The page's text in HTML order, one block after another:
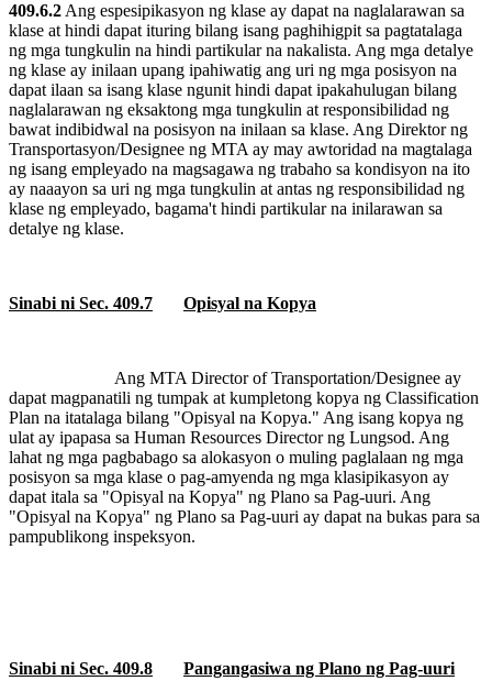
409.6.2 Ang espesipikasyon ng klase ay dapat na naglalarawan sa
klase at hindi dapat ituring bilang isang paghihigpit sa pagtatalaga
ng mga tungkulin na hindi partikular na nakalista. Ang mga detalye
ng klase ay inilaan upang ipahiwatig ang uri ng mga posisyon na
dapat ilaan sa isang klase ngunit hindi dapat ipakahulugan bilang
naglalarawan ng eksaktong mga tungkulin at responsibilidad ng
bawat indibidwal na posisyon na inilaan sa klase. Ang Direktor ng
Transportasyon/Designee ng MTA ay may awtoridad na magtalaga
ng isang empleyado na magsagawa ng trabaho sa kondisyon na ito
ay naaayon sa uri ng mga tungkulin at antas ng responsibilidad ng
klase ng empleyado, bagama't hindi partikular na inilarawan sa
detalye ng klase.
Sinabi ni Sec. 409.7 Opisyal na Kopya
Ang MTA Director of Transportation/Designee ay
dapat magpanatili ng tumpak at kumpletong kopya ng Classification
Plan na itatalaga bilang "Opisyal na Kopya." Ang isang kopya ng
ulat ay ipapasa sa Human Resources Director ng Lungsod. Ang
lahat ng mga pagbabago sa alokasyon o muling paglalaan ng mga
posisyon sa mga klase o pag-amyenda ng mga klasipikasyon ay
dapat itala sa "Opisyal na Kopya" ng Plano sa Pag-uuri. Ang
"Opisyal na Kopya" ng Plano sa Pag-uuri ay dapat na bukas para sa
pampublikong inspeksyon.
Sinabi ni Sec. 409.8 Pangangasiwa ng Plano ng Pag-uuri